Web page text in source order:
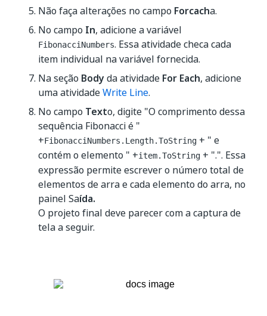
Não faça alterações no campo Forcacha.
No campo In, adicione a variável
FibonacciNumbers. Essa atividade checa cada
item individual na variável fornecida.
Na seção Bodyda atividade For Each, adicione
uma atividadeWrite Line.
No campo Texto, digite "O comprimento dessa
sequência Fibonacci é "
+FibonacciNumbers.Length.ToString + " e
contém o elemento " +item.ToString + ".". Essa
expressão permite escrever o número total de
elementos de arra e cada elemento do arra, no
painel Saída.
O projeto final deve parecer com a captura de
tela a seguir.